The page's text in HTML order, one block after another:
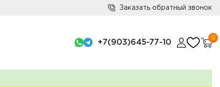
Заказать обратный звонок
+7(903)645-77-10
0